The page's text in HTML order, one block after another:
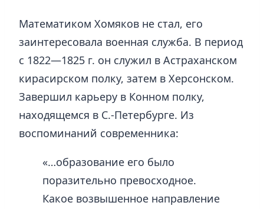
Математиком Хомяков не стал, его
заинтересовала военная служба. В период
с 1822—1825 г. он служил в Астраханском
кирасирском полку, затем в Херсонском.
Завершил карьеру в Конном полку,
находящемся в С.-Петербурге. Из
воспоминаний современника:
«…образование его было
поразительно превосходное.
Какое возвышенное направление